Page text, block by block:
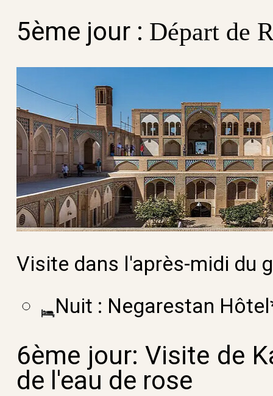
5ème jour : Départ de
Visite dans l'après-midi du
Nuit : Negarestan
6ème jour:Visite de
de l'eau de rose